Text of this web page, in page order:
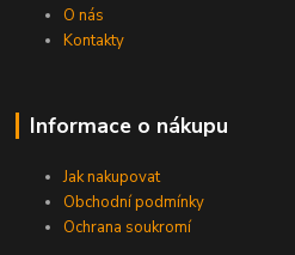
O nás
Kontakty
Informace o nákupu
Jak nakupovat
Obchodní podmínky
Ochrana soukromí